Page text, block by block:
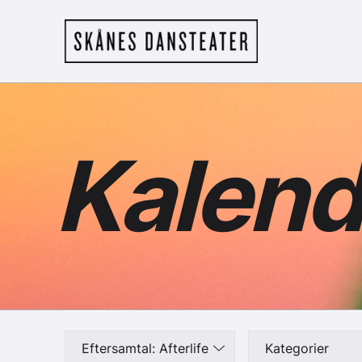
Skånes
Eftersamtal: Afterlife Kategorier